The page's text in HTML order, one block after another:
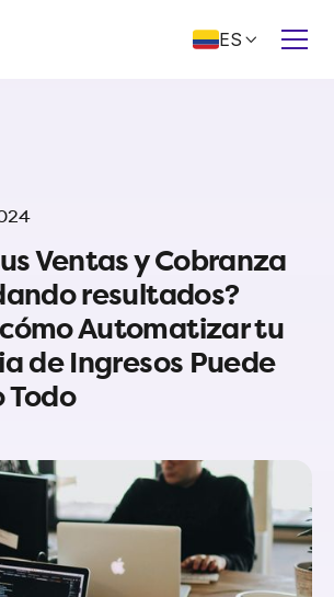
ES 
Ventas y Cobranza
resultados?
Automatizar tu
de Ingresos Puede
Todo